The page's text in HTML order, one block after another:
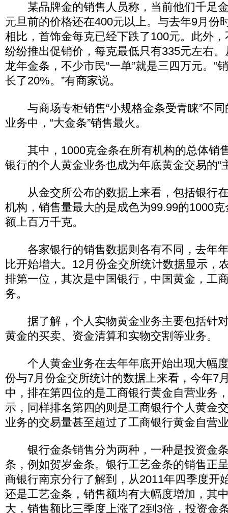
某品牌金的销售人员称，当前他们千足
元旦前的价格还在400元以上。与去年9月份
相比，首饰金每克已经下跌了100元。此外
纷纷推出促销价，每克最低只有335元左右
龙年金条，不少市民“一单”就是三四万元。“
长了20%。”有商家说。
与商场专柜销售“小规格金条受青睐”不同
业务中，“大金条”销售最火。
其中，1000克金条在所有机构的总体销
银行的个人黄金业务也成为年底黄金交易的“
从金交所公布的数据上来看，包括银行
机构，销售量最大的是成色为99.99的1000
额上百万千克。
各家银行的销售数据则各有不同，去年
比开始增大。12月份金交所统计数据显示，
排第一位，其次是中国银行，中国黄金，工
务。
据了解，个人实物黄金业务主要包括针
黄金的买卖、资金清算和实物交割等业务。
个人黄金业务在去年年底开始出现大幅
份与7月份金交所统计的数据上来看，今年7
中，排在第四位的是工商银行黄金自营业务
示，同样排名第四的则是工商银行个人黄金
业务的交易量甚至超过了工商银行黄金自营
银行金条销售分为两种，一种是投资金
条，例如贺岁金条。银行工艺金条的销售正
商银行南京分行了解到，从2011年四季度开
还是工艺金条，销售额均有大幅度增加，其
大，销售额比三季度上涨了2到3倍，投资金